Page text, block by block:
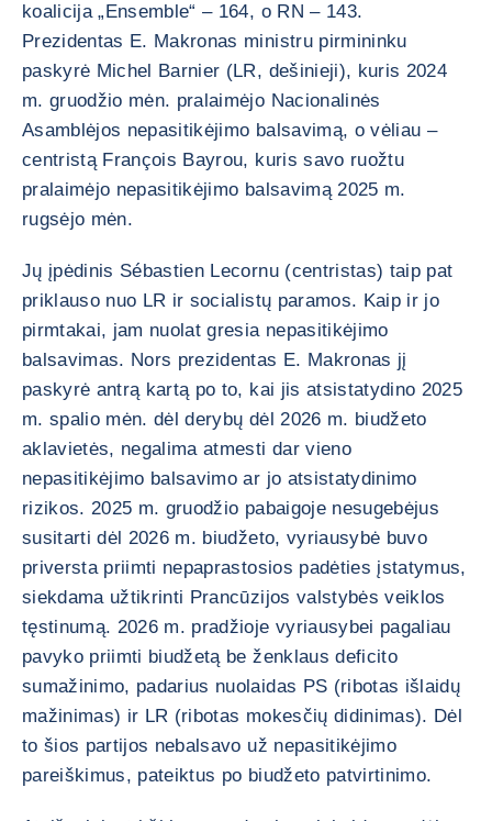
koalicija „Ensemble“ – 164, o RN – 143.
Prezidentas E. Makronas ministru pirmininku
paskyrė Michel Barnier (LR, dešinieji), kuris 2024
m. gruodžio mėn. pralaimėjo Nacionalinės
Asamblėjos nepasitikėjimo balsavimą, o vėliau –
centristą François Bayrou, kuris savo ruožtu
pralaimėjo nepasitikėjimo balsavimą 2025 m.
rugsėjo mėn.
Jų įpėdinis Sébastien Lecornu (centristas) taip pat
priklauso nuo LR ir socialistų paramos. Kaip ir jo
pirmtakai, jam nuolat gresia nepasitikėjimo
balsavimas. Nors prezidentas E. Makronas jį
paskyrė antrą kartą po to, kai jis atsistatydino 2025
m. spalio mėn. dėl derybų dėl 2026 m. biudžeto
aklavietės, negalima atmesti dar vieno
nepasitikėjimo balsavimo ar jo atsistatydinimo
rizikos. 2025 m. gruodžio pabaigoje nesugebėjus
susitarti dėl 2026 m. biudžeto, vyriausybė buvo
priversta priimti nepaprastosios padėties įstatymus,
siekdama užtikrinti Prancūzijos valstybės veiklos
tęstinumą. 2026 m. pradžioje vyriausybei pagaliau
pavyko priimti biudžetą be ženklaus deficito
sumažinimo, padarius nuolaidas PS (ribotas išlaidų
mažinimas) ir LR (ribotas mokesčių didinimas). Dėl
to šios partijos nebalsavo už nepasitikėjimo
pareiškimus, pateiktus po biudžeto patvirtinimo.